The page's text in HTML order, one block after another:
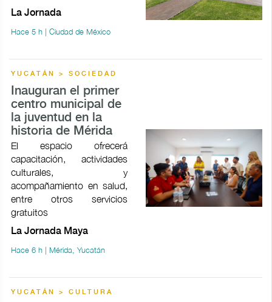
La Jornada
Hace 5 h | Ciudad de México
YUCATÁN > SOCIEDAD
Inauguran el primer
centro municipal de
la juventud en la
historia de Mérida
El espacio ofrecerá
capacitación, actividades
culturales, y
acompañamiento en salud,
entre otros servicios
gratuitos
La Jornada Maya
Hace 6 h | Mérida, Yucatán
YUCATÁN > CULTURA